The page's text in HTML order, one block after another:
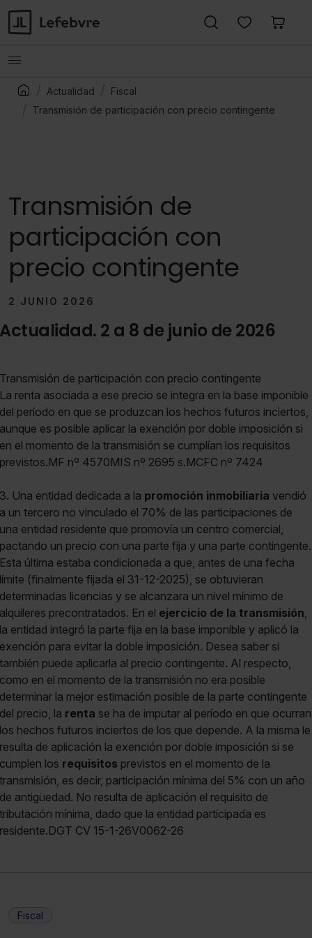
Actualidad
Fiscal
Transmisión de participación con precio contingente
Transmisión de
participación con
precio contingente
2 JUNIO 2026
Actualidad. 2 a 8 de junio de 2026
Transmisión de participación con precio contingente
La renta asociada a ese precio se integra en la base imponible
del período en que se produzcan los hechos futuros inciertos,
aunque es posible aplicar la exención por doble imposición si
en el momento de la transmisión se cumplían los requisitos
previstos.MF nº 4570MIS nº 2695 s.MCFC nº 7424
3. Una entidad dedicada a la promoción inmobiliaria vendió
a un tercero no vinculado el 70% de las participaciones de
una entidad residente que promovía un centro comercial,
pactando un precio con una parte fija y una parte contingente.
Esta última estaba condicionada a que, antes de una fecha
límite (finalmente fijada el 31-12-2025), se obtuvieran
determinadas licencias y se alcanzara un nivel mínimo de
alquileres precontratados. En el ejercicio de la transmisión,
la entidad integró la parte fija en la base imponible y aplicó la
exención para evitar la doble imposición. Desea saber si
también puede aplicarla al precio contingente. Al respecto,
como en el momento de la transmisión no era posible
determinar la mejor estimación posible de la parte contingente
del precio, la renta se ha de imputar al período en que ocurran
los hechos futuros inciertos de los que depende. A la misma le
resulta de aplicación la exención por doble imposición si se
cumplen los requisitos previstos en el momento de la
transmisión, es decir, participación mínima del 5% con un año
de antigüedad. No resulta de aplicación el requisito de
tributación mínima, dado que la entidad participada es
residente.DGT CV 15-1-26V0062-26
Fiscal